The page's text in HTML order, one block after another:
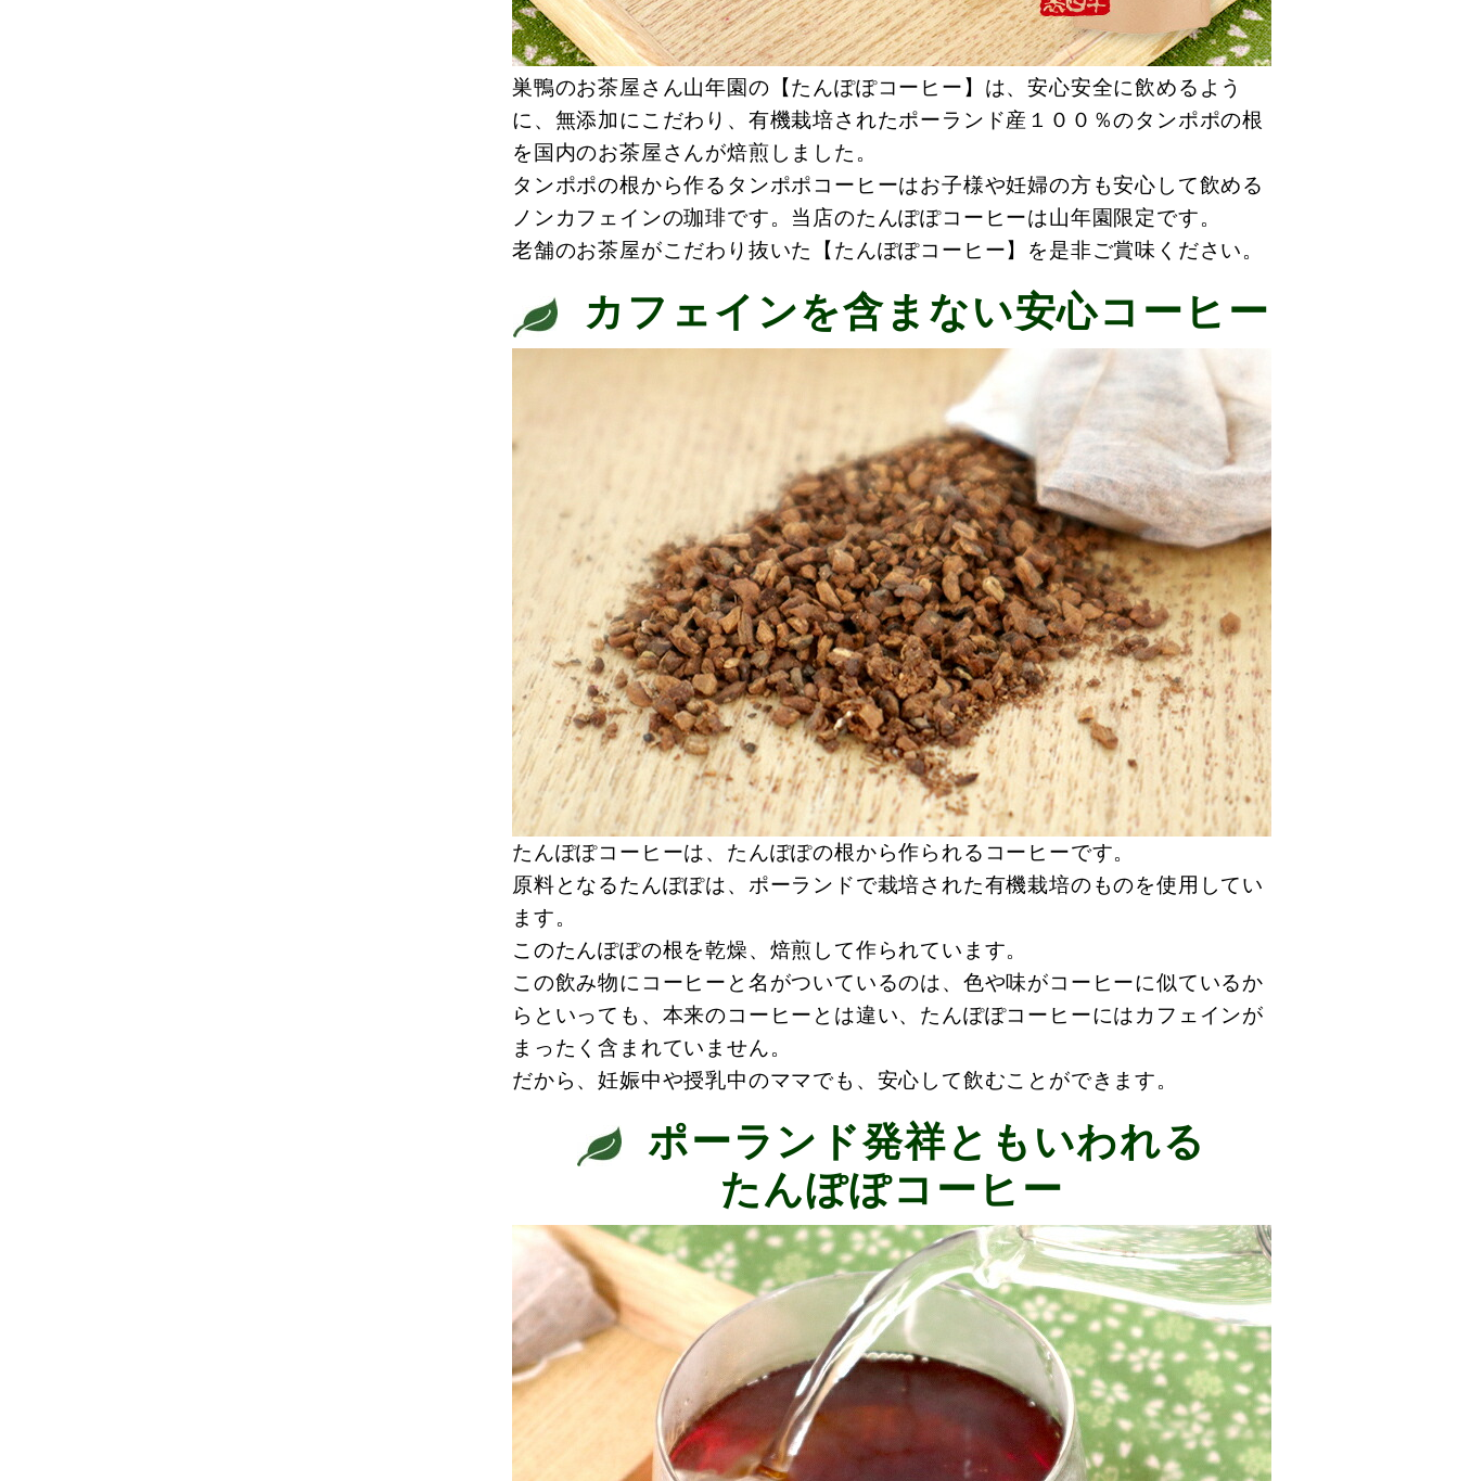
巣鴨のお茶屋さん山年園の【たんぽぽコーヒー】は、安心安全に飲めるよう
に、無添加にこだわり、有機栽培されたポーランド産１００％のタンポポの根
を国内のお茶屋さんが焙煎しました。
タンポポの根から作るタンポポコーヒーはお子様や妊婦の方も安心して飲める
ノンカフェインの珈琲です。当店のたんぽぽコーヒーは山年園限定です。
老舗のお茶屋がこだわり抜いた【たんぽぽコーヒー】を是非ご賞味ください。
カフェインを含まない安心コーヒー
たんぽぽコーヒーは、たんぽぽの根から作られるコーヒーです。
原料となるたんぽぽは、ポーランドで栽培された有機栽培のものを使用してい
ます。
このたんぽぽの根を乾燥、焙煎して作られています。
この飲み物にコーヒーと名がついているのは、色や味がコーヒーに似ているか
らといっても、本来のコーヒーとは違い、たんぽぽコーヒーにはカフェインが
まったく含まれていません。
だから、妊娠中や授乳中のママでも、安心して飲むことができます。
ポーランド発祥ともいわれる
たんぽぽコーヒー